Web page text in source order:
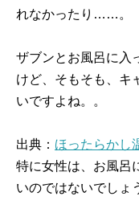
れなかったり……。
ザブンとお風呂に入
けど、そもそも、キ
いですよね。。
出典： ほったらかし
特に女性は、お風呂
いのではないでしょ